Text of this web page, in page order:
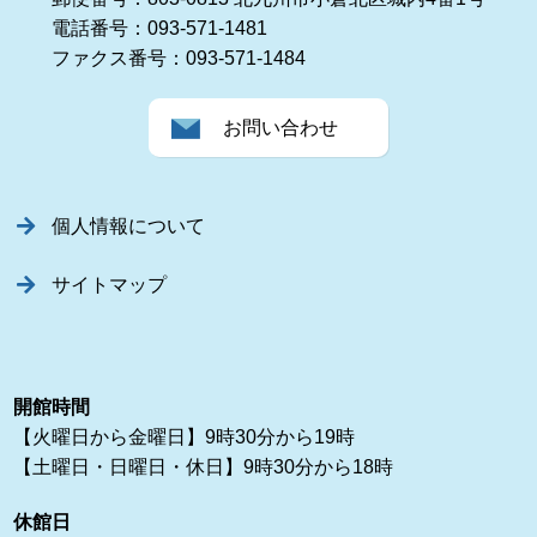
電話番号：093-571-1481
ファクス番号：093-571-1484
お問い合わせ
個人情報について
サイトマップ
開館時間
【火曜日から金曜日】9時30分から19時
【土曜日・日曜日・休日】9時30分から18時
休館日